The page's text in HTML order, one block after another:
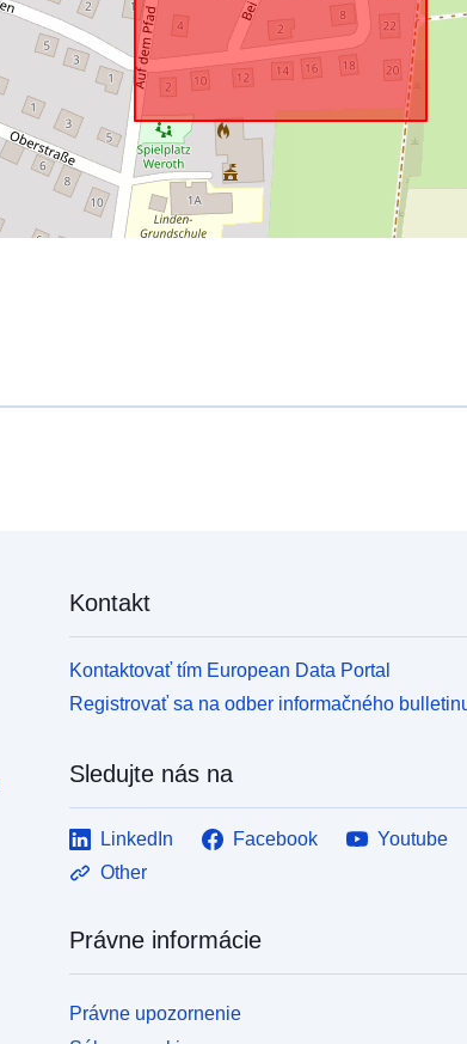
Kontakt
Kontaktovať tím European Data Portal
Registrovať sa na odber informačného
Sledujte nás na
LinkedIn Facebook
Youtube
Other
Právne informácie
Právne upozornenie